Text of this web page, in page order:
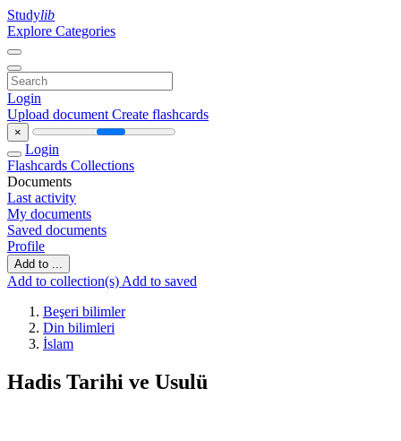
Studylib
Explore Categories
Login
Upload document Create flashcards
×
Login
Flashcards Collections
Documents
Last activity
My documents
Saved documents
Profile
Add to ...
Add to collection(s) Add to saved
Beşeri bilimler
Din bilimleri
İslam
Hadis Tarihi ve Usulü